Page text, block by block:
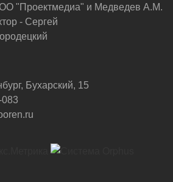
"Проектмедиа" и Медведев А.М.
- Сергей
Бухарский, 15